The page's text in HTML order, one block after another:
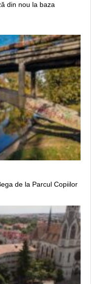
din nou la baza
de la Parcul Copiilor